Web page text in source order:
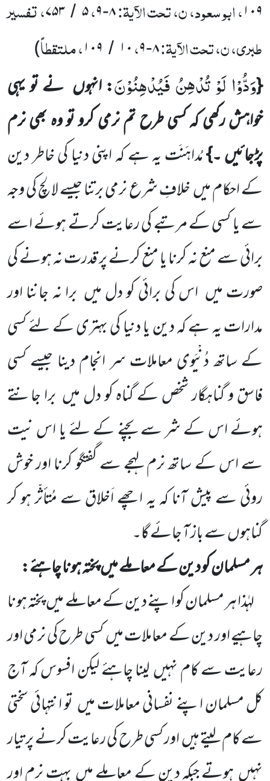
۱۰۹، ابو سعود، ن، تحت الآیۃ:۸-۹،۵/۷۵۳، تفسیر
طبری، ن، تحت الآیۃ:۸-۹،۱۰ / ۱۰۹، ملتقطاً)
{وَدُّوْا لَوْ تُدْهِنُ فَیُدْهِنُوْنَ: انہوں نے تو یہی
خواہش رکھی کہ کسی طرح تم نرمی کرو تو وہ بھی نرم
پڑجائیں ۔}مُداہَنَتیہ ہے کہ اپنی دنیا کی خاطر دین
کے احکام میںخلافِ شرع نرمی برتنا جیسے لالچ کی وجہ
سے یا کسی کے مرتبے کی رعایت کرتے ہوئے اسے
برائی سے منع نہ کرنا یا منع کرنے پر قدرت نہ ہونے کی
صورت میں اس کی برائی کو دل میں برا نہ جاننا اور
مدارات یہ ہے کہ دین یا دنیا کی بہتری کے لئے کسی
کے ساتھ دُنْیَوی معاملات سر انجام دینا جیسے کسی
فاسق و گناہگار شخص کے گناہ کو دل میں برا جانتے
ہوئے اس کے شر سے بچنے کے لئے یا اس نیت
سے اس کے ساتھ نرم لہجے سے گفتگو کرنا اور خوش
روئی سے پیش آنا کہ یہ اچھے اَخلاق سے مُتأثّر ہو کر
گناہوںسے باز آ جائے گا۔
ہر مسلمان کو دین کے معاملے میںپختہ ہونا چاہئے:
لہٰذا ہر مسلمان کو اپنے دین کے معاملے میںپختہ ہو نا
چاہیے اور دین کے معاملات میںکسی طرح کی نرمی اور
رعایت سے کام نہیںلینا چاہئے لیکن افسوس کہ آج
کل مسلمان اپنے نفسانی معاملات میںتو انتہائی سختی
سے کام لیتے ہیںاور کسی طرح کی رعایت کرنے پر تیار
نہیںہوتے جبکہ دین کے معاملے میںبہت نرم اور